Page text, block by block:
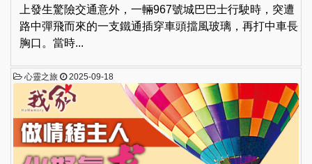
上發生驚險交通意外，一輛967號城巴巴士行駛時，突遭
路中彈飛而來的一支鐵通插穿車頭擋風玻璃，再打中車長
胸口。當時...
心靈之旅 2025-09-18